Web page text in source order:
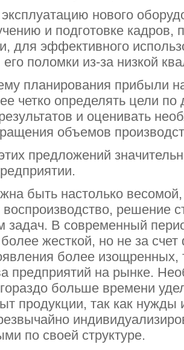
нового
и подготовке
для эффективного
поломки из-за низкой
планирования прибыли
четко определять цели
и оценивать
объемов
предложений
быть настолько
решение
задач. В современный
жесткой, но не за
более
предприятий на рынке.
больше времени
продукции, так как нужды
по своей структуре.